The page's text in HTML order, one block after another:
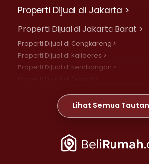
Properti Dijual di Jakarta >
Properti Dijual di Jakarta Barat >
Properti Dijual di Cengkareng >
Properti Dijual di Kalideres >
Properti Dijual di Kembangan >
Properti Dijual di Meruya >
Properti Dijual di Jelambar >
Properti Dijual di Jakarta Pusat >
Lihat Semua Tautan